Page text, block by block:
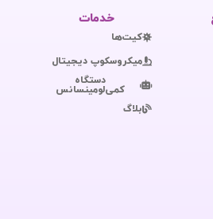
خدمات
کیت‌ها
میکروسکوپ دیجیتال
دستگاه
کمی‌لومینسانس
بلاگ